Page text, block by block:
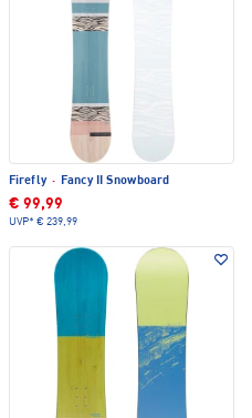
Firefly · Fancy II Snowboard
€ 99,99
UVP* € 239,99